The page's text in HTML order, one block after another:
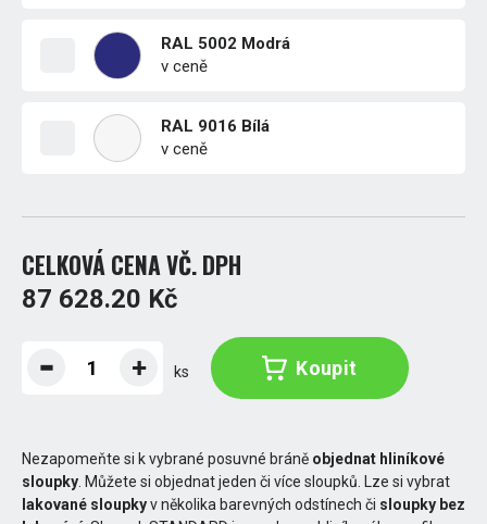
RAL 5002 Modrá
v ceně
RAL 9016 Bílá
v ceně
CELKOVÁ CENA VČ. DPH
87 628.20 Kč
ks Koupit
Nezapomeňte si k vybrané posuvné bráně objednat hliníkové
sloupky . Můžete si objednat jeden či více sloupků. Lze si vybrat
lakované sloupkyv několika barevných odstínech či sloupky bez